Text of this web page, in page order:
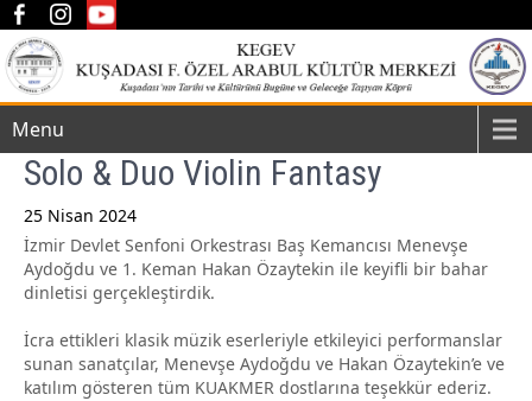
Menu
Solo & Duo Violin Fantasy
25 Nisan 2024
İzmir Devlet Senfoni Orkestrası Baş Kemancısı Menevşe
Aydoğdu ve 1. Keman Hakan Özaytekin ile keyifli bir bahar
dinletisi gerçekleştirdik.
İcra ettikleri klasik müzik eserleriyle etkileyici performanslar
sunan sanatçılar, Menevşe Aydoğdu ve Hakan Özaytekin’e ve
katılım gösteren tüm KUAKMER dostlarına teşekkür ederiz.
Post
navigation